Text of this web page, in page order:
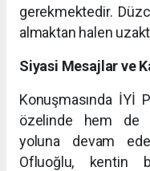
gerekmektedir.
almaktan halen
Siyasi Mesajlar ve
Konuşmasında İYİ
özelinde hem de
yoluna devam
Ofluoğlu, kentin